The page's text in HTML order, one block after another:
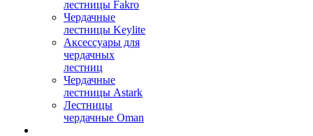
лестницы Fakro
Чердачные
лестницы Keylite
Аксессуары для
чердачных
лестниц
Чердачные
лестницы Astark
Лестницы
чердачные Oman